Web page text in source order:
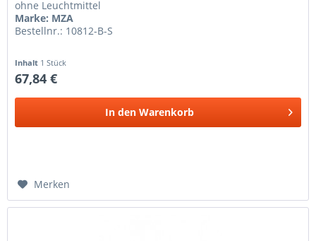
ohne Leuchtmittel
Marke: MZA
Bestellnr.: 10812-B-S
Inhalt 1 Stück
67,84 €
In den Warenkorb
Merken